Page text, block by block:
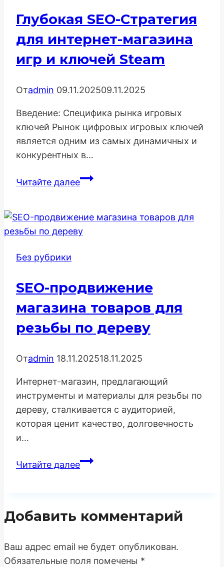
и
Вдохновения
Глубокая SEO-Стратегия
для интернет-магазина
игр и ключей Steam
Отadmin 09.11.202509.11.2025
Введение: Специфика рынка игровых
ключей Рынок цифровых игровых ключей
является одним из самых динамичных и
конкурентных в…
Читайте далееГлубокая
для
интернет-
ключей
Steam
Без рубрики
SEO-продвижение
магазина товаров для
резьбы по дереву
Отadmin 18.11.202518.11.2025
Интернет-магазин, предлагающий
инструменты и материалы для резьбы по
дереву, сталкивается с аудиторией,
которая ценит качество, долговечность
и…
Читайте далееSEO-
для
по
дереву
Добавить комментарий
Ваш адрес email не будет опубликован.
Обязательные поля помечены *